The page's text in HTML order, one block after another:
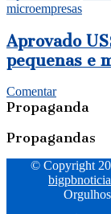
microempresas
Aprovado
pequenas e
Comentar
Propaganda
Propagandas
© Copyright